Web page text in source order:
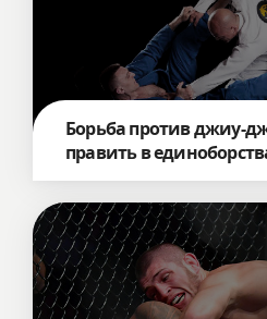
Борьба против джиу-
править в